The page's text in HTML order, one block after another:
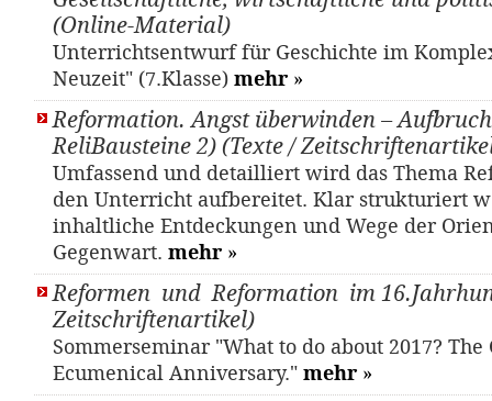
(Online-Material)
Unterrichtsentwurf für Geschichte im
Neuzeit" (7.Klasse) mehr »
Reformation. Angst überwinden –
ReliBausteine 2) (Texte /
Umfassend und detailliert wird das Thema
den Unterricht aufbereitet. Klar strukturiert
inhaltliche Entdeckungen und Wege der
Gegenwart. mehr »
Reformen und Reformation im
Zeitschriftenartikel)
Sommerseminar "What to do about 2017?
Ecumenical Anniversary." mehr »